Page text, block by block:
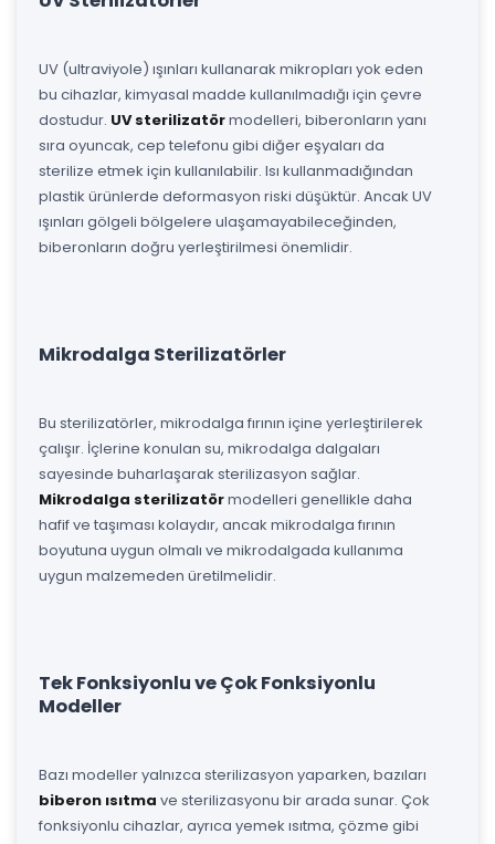
UV (ultraviyole) ışınları kullanarak mikropları yok eden
bu cihazlar, kimyasal madde kullanılmadığı için çevre
dostudur. UV sterilizatörmodelleri, biberonların yanı
sıra oyuncak, cep telefonu gibi diğer eşyaları da
sterilize etmek için kullanılabilir. Isı kullanmadığından
plastik ürünlerde deformasyon riski düşüktür. Ancak UV
ışınları gölgeli bölgelere ulaşamayabileceğinden,
biberonların doğru yerleştirilmesi önemlidir.
Mikrodalga Sterilizatörler
Bu sterilizatörler, mikrodalga fırının içine yerleştirilerek
çalışır. İçlerine konulan su, mikrodalga dalgaları
sayesinde buharlaşarak sterilizasyon sağlar.
Mikrodalga sterilizatörmodelleri genellikle daha
hafif ve taşıması kolaydır, ancak mikrodalga fırının
boyutuna uygun olmalı ve mikrodalgada kullanıma
uygun malzemeden üretilmelidir.
Tek Fonksiyonlu ve Çok Fonksiyonlu
Modeller
Bazı modeller yalnızca sterilizasyon yaparken, bazıları
biberon ısıtma ve sterilizasyonu bir arada sunar. Çok
fonksiyonlu cihazlar, ayrıca yemek ısıtma, çözme gibi